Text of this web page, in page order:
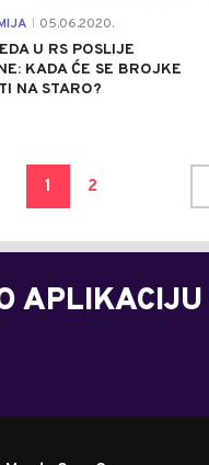
05.06.2020.
U RS POSLIJE
KADA ĆE SE BROJKE
NA STARO?
1 2
APLIKACIJU